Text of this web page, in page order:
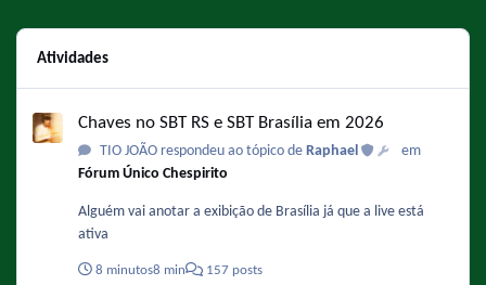
Atividades
Chaves no SBT RS e SBT Brasília em 2026
TIO JOÃO respondeu ao tópico de Raphael
em
Fórum Único Chespirito
Alguém vai anotar a exibição de Brasília já que a live está
ativa
8 minutos8 min 157 posts